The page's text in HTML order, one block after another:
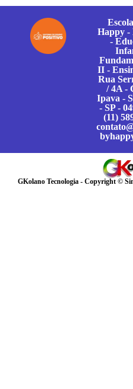
Happy -
-
II -
Rua
/ 4A -
Ipava -
- SP -
(11)
GKolano Tecnologia - Copyright ©